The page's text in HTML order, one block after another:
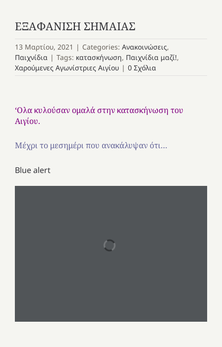
ΕΞΑΦΑΝΙΣΗ ΣΗΜΑΙΑΣ
13 Μαρτίου, 2021 | Categories: Ανακοινώσεις,
Παιχνίδια | Tags: κατασκήνωση, Παιχνίδια μαζί!,
Χαρούμενες Αγωνίστριες Αιγίου | 0 Σχόλια
‘Ολα κυλούσαν ομαλά στην κατασκήνωση του
Αιγίου.
Μέχρι το μεσημέρι που ανακάλυψαν ότι…
Blue alert